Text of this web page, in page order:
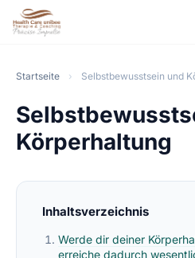
Startseite › Selbstbewusstsein und
Körperhaltung
Inhaltsverzeichnis
Werde dir deiner
erreiche dadurch